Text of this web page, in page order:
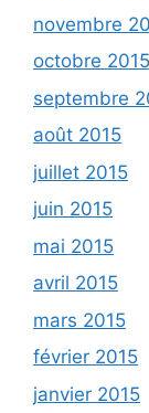
novembre
octobre 2015
septembre
août 2015
juillet 2015
juin 2015
mai 2015
avril 2015
mars 2015
février 2015
janvier 2015